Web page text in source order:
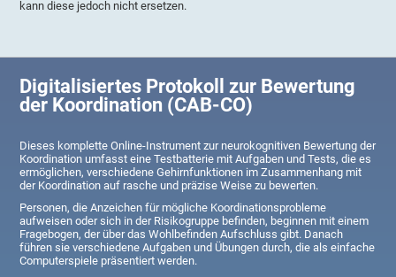
kann diese jedoch nicht ersetzen.
Digitalisiertes Protokoll zur Bewertung
der Koordination (CAB-CO)
Dieses komplette Online-Instrument zur neurokognitiven Bewertung der
Koordination umfasst eine Testbatterie mit Aufgaben und Tests, die es
ermöglichen, verschiedene Gehirnfunktionen im Zusammenhang mit
der Koordination auf rasche und präzise Weise zu bewerten.
Personen, die Anzeichen für mögliche Koordinationsprobleme
aufweisen oder sich in der Risikogruppe befinden, beginnen mit einem
Fragebogen, der über das Wohlbefinden Aufschluss gibt. Danach
führen sie verschiedene Aufgaben und Übungen durch, die als einfache
Computerspiele präsentiert werden.